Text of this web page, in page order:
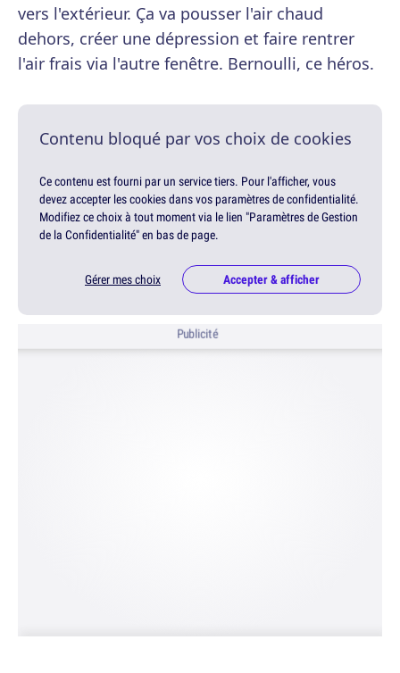
vers l'extérieur. Ça va pousser l'air chaud
dehors, créer une dépression et faire rentrer
l'air frais via l'autre fenêtre. Bernoulli, ce héros.
Contenu bloqué par vos choix de cookies
Ce contenu est fourni par un service tiers. Pour l'afficher, vous
devez accepter les cookies dans vos paramètres de confidentialité.
Modifiez ce choix à tout moment via le lien "Paramètres de Gestion
de la Confidentialité" en bas de page.
Gérer mes choix Accepter & afficher
Publicité